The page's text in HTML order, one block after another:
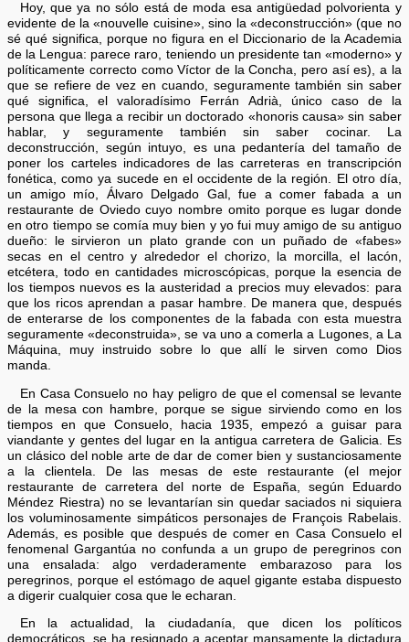
Hoy, que ya no sólo está de moda esa antigüedad polvorienta y
evidente de la «nouvelle cuisine», sino la «deconstrucción» (que no
sé qué significa, porque no figura en el Diccionario de la Academia
de la Lengua: parece raro, teniendo un presidente tan «moderno» y
políticamente correcto como Víctor de la Concha, pero así es), a la
que se refiere de vez en cuando, seguramente también sin saber
qué significa, el valoradísimo Ferrán Adrià, único caso de la
persona que llega a recibir un doctorado «honoris causa» sin saber
hablar, y seguramente también sin saber cocinar. La
deconstrucción, según intuyo, es una pedantería del tamaño de
poner los carteles indicadores de las carreteras en transcripción
fonética, como ya sucede en el occidente de la región. El otro día,
un amigo mío, Álvaro Delgado Gal, fue a comer fabada a un
restaurante de Oviedo cuyo nombre omito porque es lugar donde
en otro tiempo se comía muy bien y yo fui muy amigo de su antiguo
dueño: le sirvieron un plato grande con un puñado de «fabes»
secas en el centro y alrededor el chorizo, la morcilla, el lacón,
etcétera, todo en cantidades microscópicas, porque la esencia de
los tiempos nuevos es la austeridad a precios muy elevados: para
que los ricos aprendan a pasar hambre. De manera que, después
de enterarse de los componentes de la fabada con esta muestra
seguramente «deconstruida», se va uno a comerla a Lugones, a La
Máquina, muy instruido sobre lo que allí le sirven como Dios
manda.
En Casa Consuelo no hay peligro de que el comensal se levante
de la mesa con hambre, porque se sigue sirviendo como en los
tiempos en que Consuelo, hacia 1935, empezó a guisar para
viandante y gentes del lugar en la antigua carretera de Galicia. Es
un clásico del noble arte de dar de comer bien y sustanciosamente
a la clientela. De las mesas de este restaurante (el mejor
restaurante de carretera del norte de España, según Eduardo
Méndez Riestra) no se levantarían sin quedar saciados ni siquiera
los voluminosamente simpáticos personajes de François Rabelais.
Además, es posible que después de comer en Casa Consuelo el
fenomenal Gargantúa no confunda a un grupo de peregrinos con
una ensalada: algo verdaderamente embarazoso para los
peregrinos, porque el estómago de aquel gigante estaba dispuesto
a digerir cualquier cosa que le echaran.
En la actualidad, la ciudadanía, que dicen los políticos
democráticos, se ha resignado a aceptar mansamente la dictadura